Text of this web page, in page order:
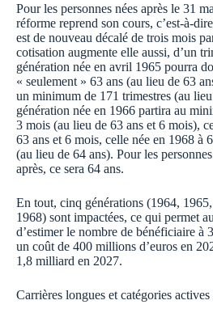
Pour les personnes nées après le 31
réforme reprend son cours, c’est-à-
est de nouveau décalé de trois mois
cotisation augmente elle aussi, d’un
génération née en avril 1965 pourra
« seulement » 63 ans (au lieu de 63
un minimum de 171 trimestres (au
génération née en 1966 partira au
3 mois (au lieu de 63 ans et 6 mois),
63 ans et 6 mois, celle née en 1968 à
(au lieu de 64 ans). Pour les
après, ce sera 64 ans.
En tout, cinq générations (1964,
1968) sont impactées, ce qui permet
d’estimer le nombre de bénéficiaire à
un coût de 400 millions d’euros en
1,8 milliard en 2027.
Carrières longues et catégories actives